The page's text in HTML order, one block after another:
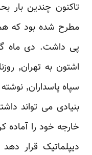
تاکنون چندین بار
مطرح شده بود که
پی داشت. دی ماه
سپاه
بنیادی می تواند
خارجه خود را آماده
دیپلماتیک قرار